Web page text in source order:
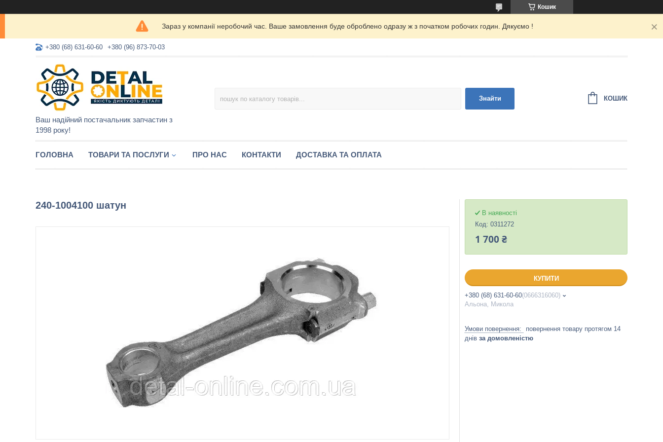
Кошик
Зараз у компанії неробочий час. Ваше замовлення буде оброблено одразу ж з початком робочих годин. Дякуємо !
+380 (68) 631-60-60 +380 (96) 873-70-03
Ваш надійний постачальник запчастин з
1998 року!
Знайти КОШИК
ГОЛОВНА ТОВАРИ ТА ПОСЛУГИ ПРО НАС КОНТАКТИ ДОСТАВКА ТА ОПЛАТА
240-1004100 шатун
В наявності
Код: 0311272
1 700 ₴
КУПИТИ
+380 (68) 631-60-60 0666316060
Альона, Микола
повернення товару протягом 14
днів за домовленістю